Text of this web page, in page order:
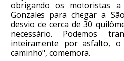
obrigando os motoristas a
Gonzales para chegar a
desvio de cerca de 30
necessário. Podemos
inteiramente por asfalto,
caminho", comemora.